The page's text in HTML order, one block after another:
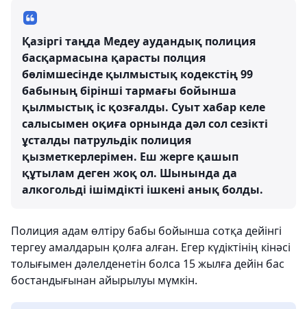
Қазіргі таңда Медеу аудандық полиция
басқармасына қарасты полция
бөлімшесінде қылмыстық кодекстің 99
бабының бірінші тармағы бойынша
қылмыстық іс қозғалды. Суыт хабар келе
салысымен оқиға орнында дәл сол сезікті
ұсталды патрульдік полиция
қызметкерлерімен. Еш жерге қашып
құтылам деген жоқ ол. Шынында да
алкогольді ішімдікті ішкені анық болды.
Полиция адам өлтіру бабы бойынша сотқа дейінгі
тергеу амалдарын қолға алған. Егер күдіктінің кінәсі
толығымен дәлелденетін болса 15 жылға дейін бас
бостандығынан айырылуы мүмкін.